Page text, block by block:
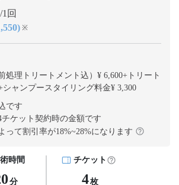
回
※
処理トリートメント込）¥ 6,600+ トリート
シャンプースタイリング料金¥ 3,300
です
ケット契約時の金額です
って割引率が18%~28%になります
時間
分
チケット
4枚